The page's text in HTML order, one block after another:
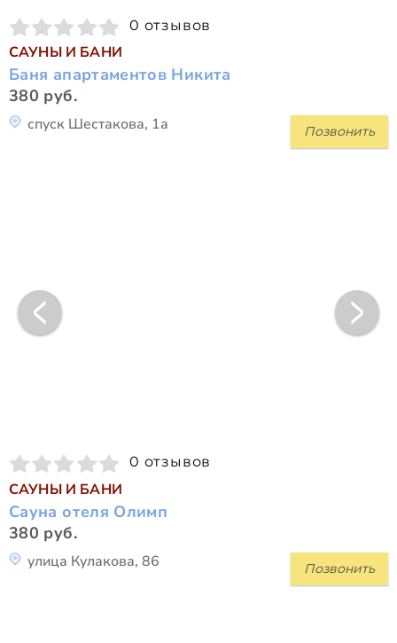
0 отзывов
САУНЫ И БАНИ
Баня апартаментов Никита
380 руб.
Позвонить
спуск Шестакова, 1а
0 отзывов
САУНЫ И БАНИ
Сауна отеля Олимп
380 руб.
Позвонить
улица Кулакова, 86